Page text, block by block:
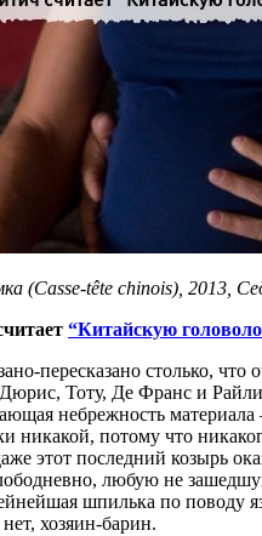
(Casse-tête chinois), 2013,
“Китайскую
пересказано столько, что
Тоту, Де Франс и
небрежность
никакой, потому что
этот последний козырь
любую не
шпилька по поводу
хозяин-барин.